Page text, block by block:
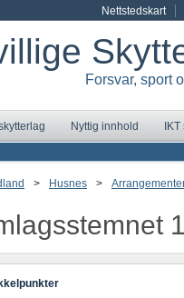
Nettstedskart
Forsvar, sport
Nyttig innhold
> Husnes >